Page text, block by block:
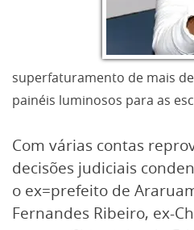
superfaturamento de mais
painéis luminosos para as
Com várias contas
decisões judiciais
o ex=prefeito de
Fernandes Ribeiro, ex-